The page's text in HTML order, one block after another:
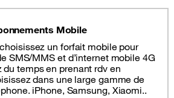
Mobile
un forfait mobile pour
SMS/MMS et d’internet mobile 4G
du temps en prenant rdv en
dans une large gamme de
iPhone, Samsung, Xiaomi..